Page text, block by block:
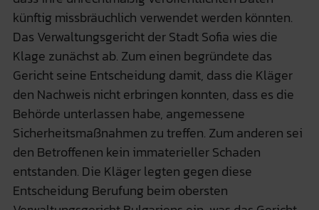
künftig missbräuchlich verwendet werden könnten.
Das Verwaltungsgericht der Stadt Sofia wies die
Klage zunächst ab. Zum einen begründete das
Gericht seine Entscheidung damit, dass die Kläger
den Nachweis nicht erbringen konnten, dass es die
Behörde unterlassen habe, angemessene
Sicherheitsmaßnahmen zu treffen. Zum anderen sei
den Betroffenen kein immaterieller Schaden
entstanden. Die Kläger legten gegen diese
Entscheidung Berufung beim obersten